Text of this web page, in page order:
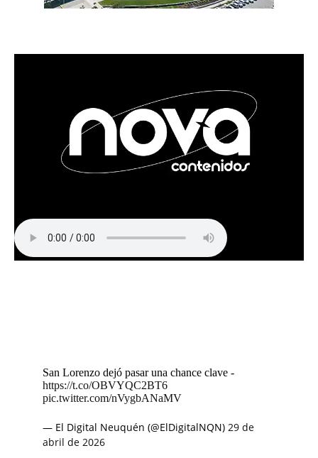
San Lorenzo dejó pasar una chance clave -
https://t.co/OBVYQC2BT6
pic.twitter.com/nVygbANaMV
— El Digital Neuquén (@ElDigitalNQN) 29 de
abril de 2026